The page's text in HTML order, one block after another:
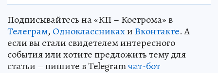
Подписывайтесь на «КП – Кострома» в
Телеграм, Одноклассникахи Вконтакте. А
если вы стали свидетелем интересного
события или хотите предложить тему для
статьи – пишите в Telegramчат-бот